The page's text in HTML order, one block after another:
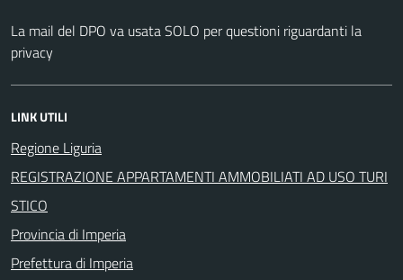
La mail del DPO va usata SOLO per questioni riguardanti la
privacy
LINK UTILI
Regione Liguria
REGISTRAZIONE APPARTAMENTI AMMOBILIATI AD USO TURI
STICO
Provincia di Imperia
Prefettura di Imperia